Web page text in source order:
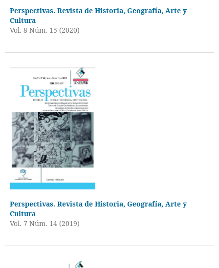
Perspectivas. Revista de Historia, Geografía, Arte y
Cultura
Vol. 8 Núm. 15 (2020)
Perspectivas. Revista de Historia, Geografía, Arte y
Cultura
Vol. 7 Núm. 14 (2019)